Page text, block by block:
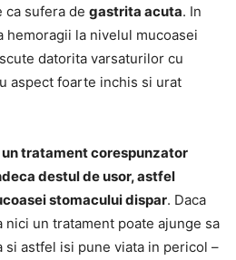
ca sufera de gastrita acuta. In
hemoragii la nivelul mucoasei
datorita varsaturilor cu
aspect foarte inchis si urat
tratament corespunzator
destul de usor, astfel
stomacului dispar. Daca
un tratament poate ajunge sa
si astfel isi pune viata in pericol –